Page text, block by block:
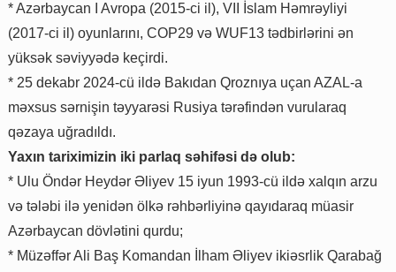
* Azərbaycan I Avropa (2015-ci il), VII İslam Həmrəyliyi
(2017-ci il) oyunlarını, COP29 və WUF13 tədbirlərini ən
yüksək səviyyədə keçirdi.
* 25 dekabr 2024-cü ildə Bakıdan Qroznıya uçan AZAL-a
məxsus sərnişin təyyarəsi Rusiya tərəfindən vurularaq
qəzaya uğradıldı.
Yaxın tariximizin iki parlaq səhifəsi də olub:
* Ulu Öndər Heydər Əliyev 15 iyun 1993-cü ildə xalqın arzu
və tələbi ilə yenidən ölkə rəhbərliyinə qayıdaraq müasir
Azərbaycan dövlətini qurdu;
* Müzəffər Ali Baş Komandan İlham Əliyev ikiəsrlik Qarabağ